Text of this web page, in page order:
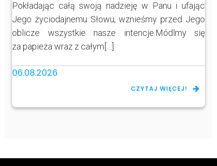
Pokładając całą swoją nadzieję w Panu i ufając
Jego życiodajnemu Słowu, wznieśmy przed Jego
oblicze wszystkie nasze intencje.Módlmy się
za papieża wraz z całym[…]
06.08.2026
CZYTAJ WIĘCEJ!